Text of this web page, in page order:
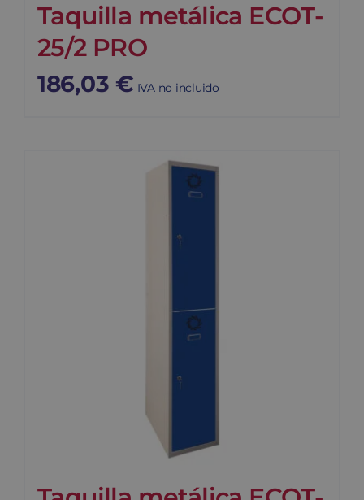
Taquilla metálica ECOT-
25/2 PRO
186,03 € IVA no incluido